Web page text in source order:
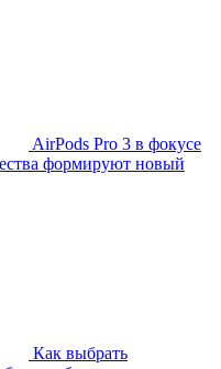
AirPods Pro 3 в фокусе
формируют новый
Как выбрать